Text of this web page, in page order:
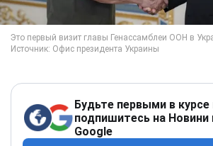
Будьте первыми в курсе
подпишитесь на Новини
Google